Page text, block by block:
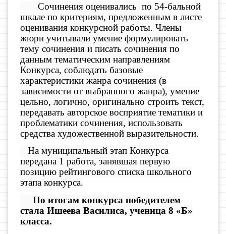
Сочинения оценивались по 54-бальной
шкале по критериям, предложенным в листе
оценивания конкурсной работы. Члены
жюри учитывали умение формулировать
тему сочинения и писать сочинения по
данным тематическим направлениям
Конкурса, соблюдать базовые
характеристики жанра сочинения (в
зависимости от выбранного жанра), умение
цельно, логично, оригинально строить текст,
передавать авторское восприятие тематики и
проблематики сочинения, использовать
средства художественной выразительности.
На муниципальный этап Конкурса
передана 1 работа, занявшая первую
позицию рейтингового списка школьного
этапа конкурса.
По итогам конкурса победителем
стала Ишеева Василиса, ученица 8 «Б»
класса.